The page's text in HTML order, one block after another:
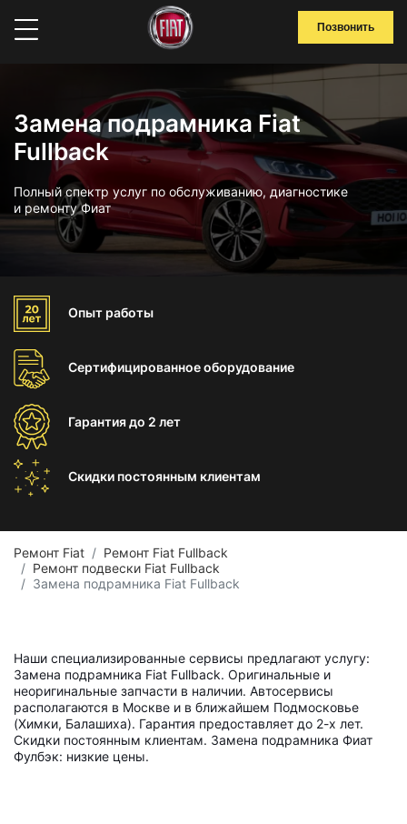
Позвонить
Замена подрамника Fiat
Fullback
Полный спектр услуг по обслуживанию, диагностике
и ремонту Фиат
Опыт работы
Сертифицированноеоборудование
Гарантиядо 2 лет
Скидки постоянным клиентам
Ремонт Fiat
Ремонт Fiat Fullback
Ремонт подвески Fiat Fullback
Замена подрамника Fiat Fullback
Наши специализированные сервисы предлагают услугу:
Замена подрамника Fiat Fullback. Оригинальные и
неоригинальные запчасти в наличии. Автосервисы
располагаются в Москве и в ближайшем Подмосковье
(Химки, Балашиха). Гарантия предоставляет до 2-х лет.
Скидки постоянным клиентам. Замена подрамника Фиат
Фулбэк: низкие цены.